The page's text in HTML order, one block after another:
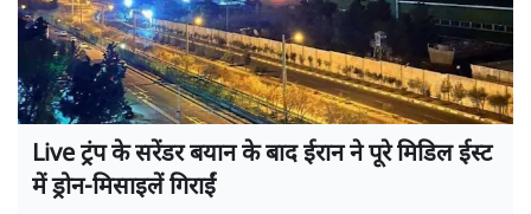
Live ट्रंप के सरेंडर बयान के बाद ईरान ने पूरे मिडिल ईस्ट
में ड्रोन-मिसाइलें गिराईं